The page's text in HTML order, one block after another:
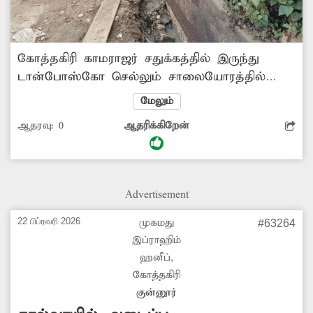
கோத்தகிரி காமராஜர் சதுக்கத்தில் இருந்து
டான்போஸ்கோ செல்லும் சாலையோரத்தில்
உள்ள கால்வாயை தனியார் சிலர் ஆக்கிரமித்து
உள்ளனர். இதனால் கால்வாயின் பல
பகுதிகளில் அடைப்பு ஏற்பட்டு இருக்கிறது.
இதன் காரணமாக கழிவுநீர் வழிந்தோட
நோய் பரவும் அபாயம் உள்ளது. எனவே
ஆக்கிரமிப்பை அகற்றி கால்வாயை தூர்வார
மேலும்
ஆதரவு: 0 ஆதரிக்கிறேன்
Advertisement
22 பிப்ரவரி 2026
முகமது
இப்ராஹிம்
ஹனீப்,
கோத்தகிரி
குன்னூர்
#63264